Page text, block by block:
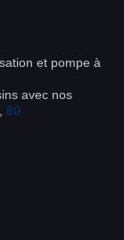
et pompe à
avec nos
80